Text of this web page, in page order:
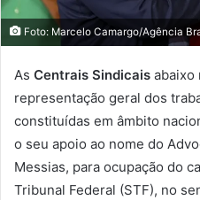
Foto: Marcelo Camargo/Agência
As Centrais Sindicais abaixo
representação geral dos
constituídas em âmbito
o seu apoio ao nome do
Messias, para ocupação do
Tribunal Federal (STF), no